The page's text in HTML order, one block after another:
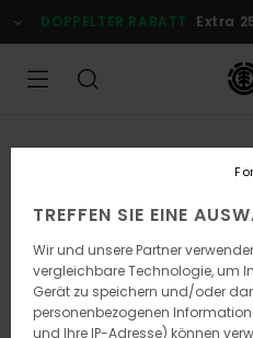
zur
Produktinformation
DOPPELTER RABATT Extra
TREFFEN SIE EINE
Wir und unsere Partner
vergleichbare Technologie, um
Gerät zu speichern und/oder
personenbezogenen
und Ihre IP-Adresse) können